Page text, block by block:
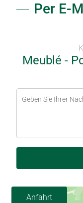
Per E-
Meublé -
Anfahrt